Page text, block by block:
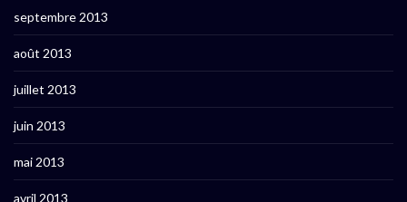
septembre 2013
août 2013
juillet 2013
juin 2013
mai 2013
avril 2013